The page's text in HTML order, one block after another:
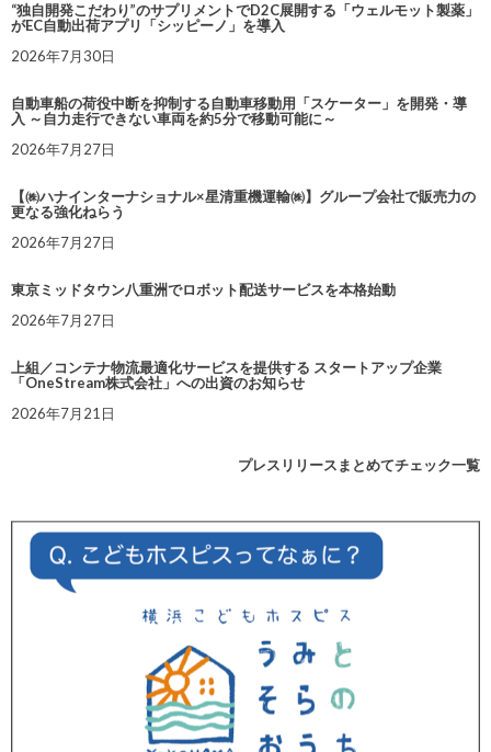
“独自開発こだわり”のサプリメントでD2C展開する「ウェルモット製薬」
がEC自動出荷アプリ「シッピーノ」を導入
2026年7月30日
自動車船の荷役中断を抑制する自動車移動用「スケーター」を開発・導
入 ～自力走行できない車両を約5分で移動可能に～
2026年7月27日
【㈱ハナインターナショナル×星清重機運輸㈱】グループ会社で販売力の
更なる強化ねらう
2026年7月27日
東京ミッドタウン八重洲でロボット配送サービスを本格始動
2026年7月27日
上組／コンテナ物流最適化サービスを提供する スタートアップ企業
「OneStream株式会社」への出資のお知らせ
2026年7月21日
プレスリリースまとめてチェック一覧